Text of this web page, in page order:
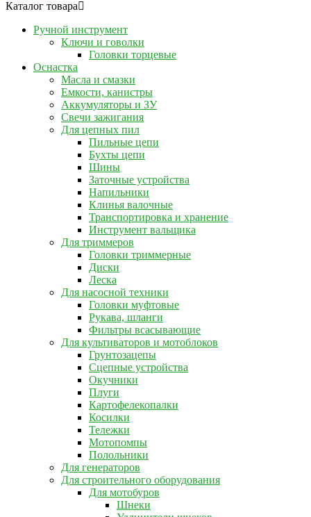
Каталог товара
Ручной инструмент
Ключи и говолки
Головки торцевые
Оснастка
Масла и смазки
Емкости, канистры
Аккумуляторы и ЗУ
Свечи зажигания
Для цепных пил
Пильные цепи
Бухты цепи
Шины
Заточные устройства
Напильники
Клинья валочные
Транспортировка и хранение
Инструмент вальщика
Для триммеров
Головки триммерные
Диски
Леска
Для насосной техники
Головки муфтовые
Рукава, шланги
Фильтры всасывающие
Для культиваторов и мотоблоков
Грунтозацепы
Сцепные устройства
Окучники
Плуги
Картофелекопалки
Косилки
Тележки
Мотопомпы
Полольники
Для генераторов
Для строительного оборудования
Для мотобуров
Шнеки